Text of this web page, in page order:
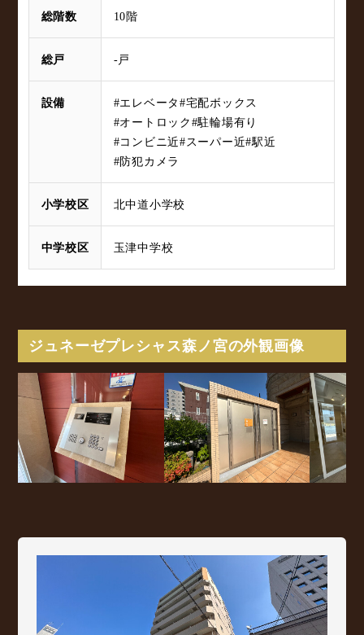
総階数 10階
総戸 -戸
設備 #エレベータ#宅配ボックス
#オートロック#駐輪場有り
#コンビニ近#スーパー近#駅近
#防犯カメラ
小学校区 北中道小学校
中学校区 玉津中学校
ジュネーゼプレシャス森ノ宮の外観画像